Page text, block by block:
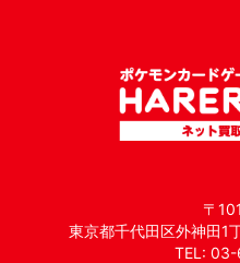
〒
東京都千代田区外神田1
TEL: